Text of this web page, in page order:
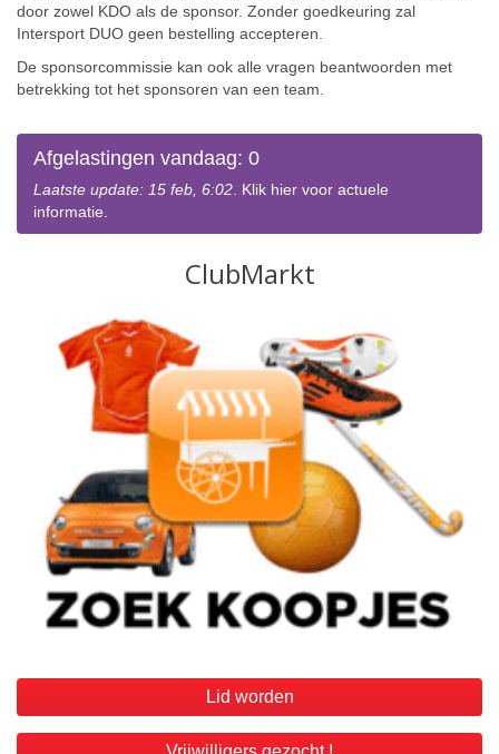
door zowel KDO als de sponsor. Zonder goedkeuring zal
Intersport DUO geen bestelling accepteren.
De sponsorcommissie kan ook alle vragen beantwoorden met
betrekking tot het sponsoren van een team.
Afgelastingen vandaag: 0
Laatste update: 15 feb, 6:02. Klik hier voor actuele
informatie.
Lid worden